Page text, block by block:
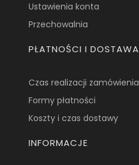
Ustawienia konta
Przechowalnia
PŁATNOŚCI I DOSTAWA
Czas realizacji zamówienia
Formy płatności
Koszty i czas dostawy
INFORMACJE